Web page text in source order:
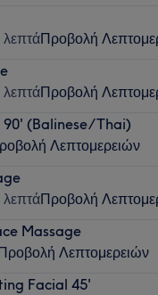
Προβολή
Προβολή
90' (Balinese/Thai)
Λεπτομερειών
Προβολή
Massage
Λεπτομερειών
Facial 45'